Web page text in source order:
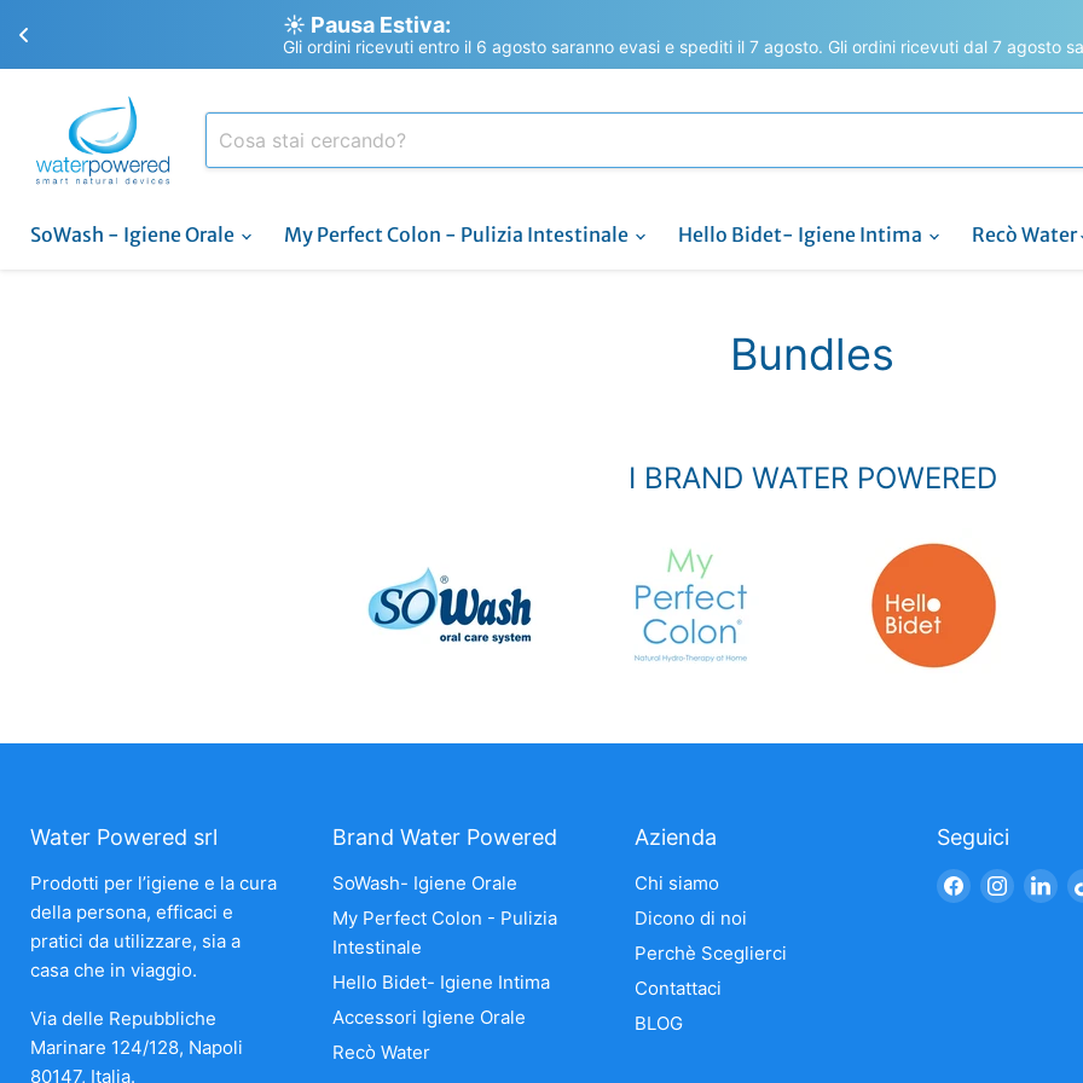
☀️ Pausa Estiva:
Gli ordini ricevuti entro il 6 agosto saranno evasi e spediti il 7 agosto. Gli ordini ricevuti dal 7 agosto
SoWash - Igiene Orale
My Perfect Colon - Pulizia Intestinale Hello Bidet- Igiene Intima Recò Water
Bundles
I BRAND WATER POWERED
Water Powered srl
Prodotti per l’igiene e la cura
della persona, efficaci e
pratici da utilizzare, sia a
casa che in viaggio.
Via delle Repubbliche
Marinare 124/128, Napoli
80147, Italia.
Brand Water Powered
SoWash- Igiene Orale
My Perfect Colon - Pulizia
Intestinale
Hello Bidet- Igiene Intima
Accessori Igiene Orale
Recò Water
Azienda
Chi siamo
Dicono di noi
Perchè Sceglierci
Contattaci
BLOG
Seguici
TrovaciTrovaci